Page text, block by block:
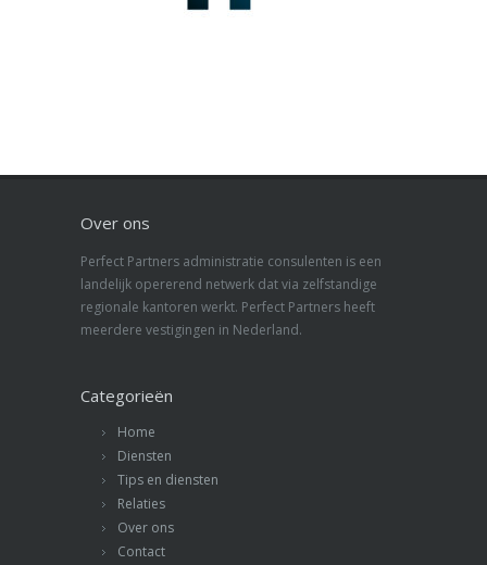
Over ons
Perfect Partners administratie consulenten is een
landelijk opererend netwerk dat via zelfstandige
regionale kantoren werkt. Perfect Partners heeft
meerdere vestigingen in Nederland.
Categorieën
Home
Diensten
Tips en diensten
Relaties
Over ons
Contact